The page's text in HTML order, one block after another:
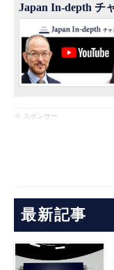
Japan In-depth チ
※ スポンサー
最新記事